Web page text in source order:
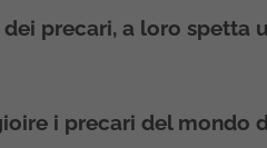
precari, a loro spetta
i precari del mondo